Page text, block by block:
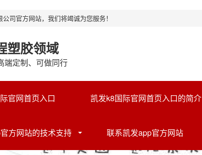
司官方网站，我们将竭诚为您服务！
塑胶领域
端定制、可做同行
官网首页入口 凯发k8国际官网首页入口的简介
方网站的技术支持 联系凯发app官方网站